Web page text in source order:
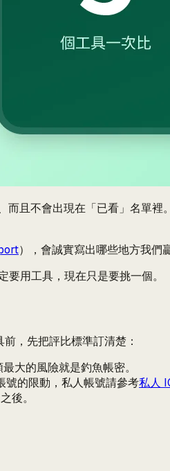
且不會出現在「已看」名單裡
），會誠實寫出哪些地方我們
要用工具，現在只是要挑一個。
，先把評比標準訂清楚：
大的風險就是釣魚帳密。
號的限動，私人帳號請參考私人
後。